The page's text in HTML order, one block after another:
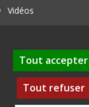
Vidéos
Tout accepter
Tout refuser